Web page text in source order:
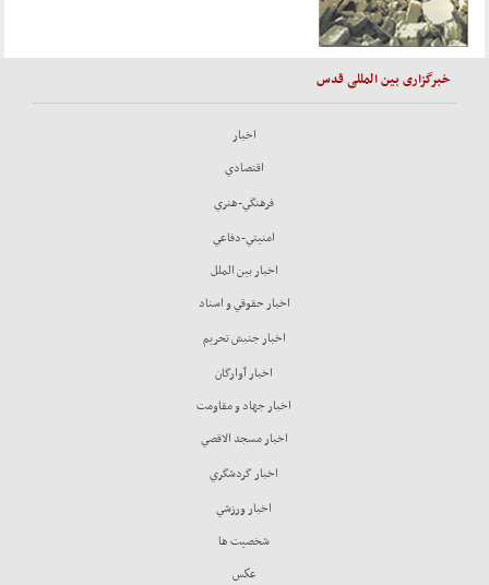
خبرگزاری بین المللی قدس
اخبار
اقتصادي
فرهنگي-هنري
امنيتي-دفاعي
اخبار بين الملل
اخبار حقوقي و اسناد
اخبار جنبش تحريم
اخبار آوارگان
اخبار جهاد و مقاومت
اخبار مسجد الاقصي
اخبار گردشگري
اخبار ورزشي
شخصيت ها
عكس